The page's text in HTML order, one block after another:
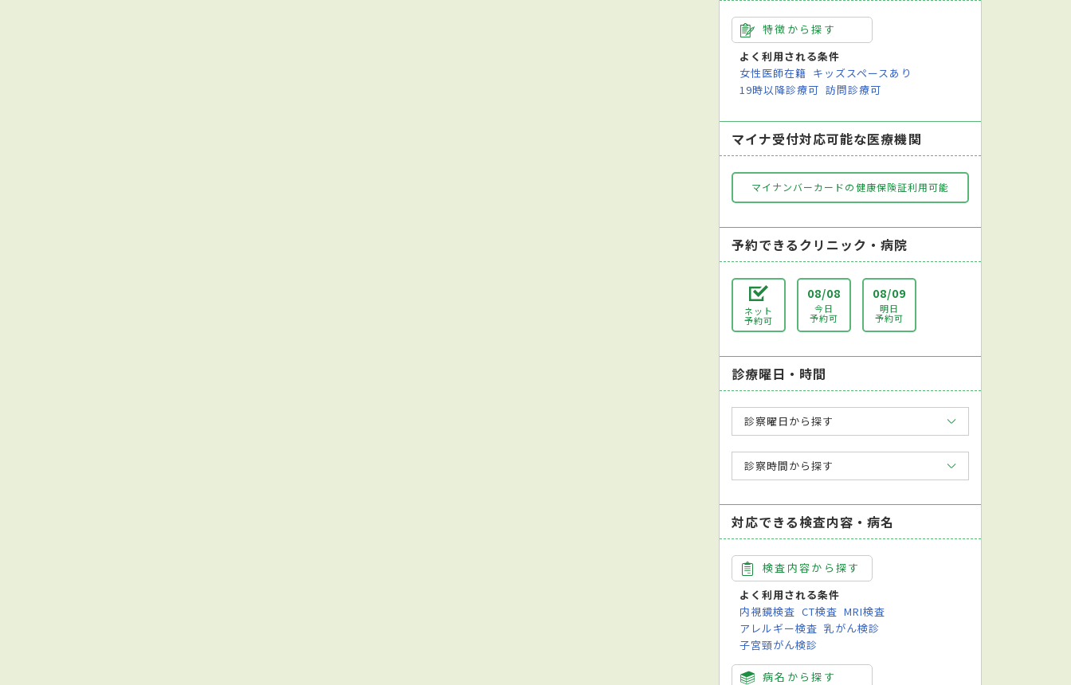
特徴から探す
よく利用される条件
女性医師在籍 キッズスペースあり
19時以降診療可 訪問診療可
マイナ受付対応可能な医療機関
マイナンバーカードの健康保険証利用可能
予約できるクリニック・病院
ネット
予約可
08/08
今日
予約可
08/09
明日
予約可
診療曜日・時間
診察曜日から探す
診察時間から探す
対応できる検査内容・病名
検査内容から探す
よく利用される条件
内視鏡検査 CT検査 MRI検査
アレルギー検査 乳がん検診
子宮頸がん検診
病名から探す